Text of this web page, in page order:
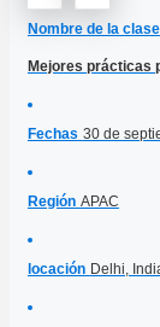
Nombre de la clase
Mejores prácticas
Fechas 30 de
Región APAC
locación Delhi,